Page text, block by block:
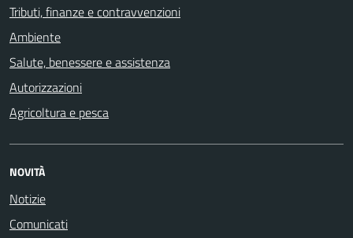
Tributi, finanze e contravvenzioni
Ambiente
Salute, benessere e assistenza
Autorizzazioni
Agricoltura e pesca
NOVITÀ
Notizie
Comunicati